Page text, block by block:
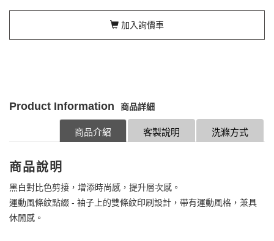
加入詢價車
Product Information 商品詳細
洗滌方式
客製說明
商品介紹
商品說明
黑白對比色剪接，增添時尚感，提升層次感。
運動風條紋點綴 - 袖子上的雙條紋印刷設計，帶有運動風格，兼具
休閒感。